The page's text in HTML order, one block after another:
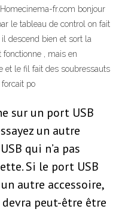
fr.com bonjour
le tableau de control on fait
descend bien et sort la
, mais en
et le fil fait des soubressauts
po
sur un port USB
un autre
qui n’a pas
Si le port USB
autre accessoire,
peut-être être